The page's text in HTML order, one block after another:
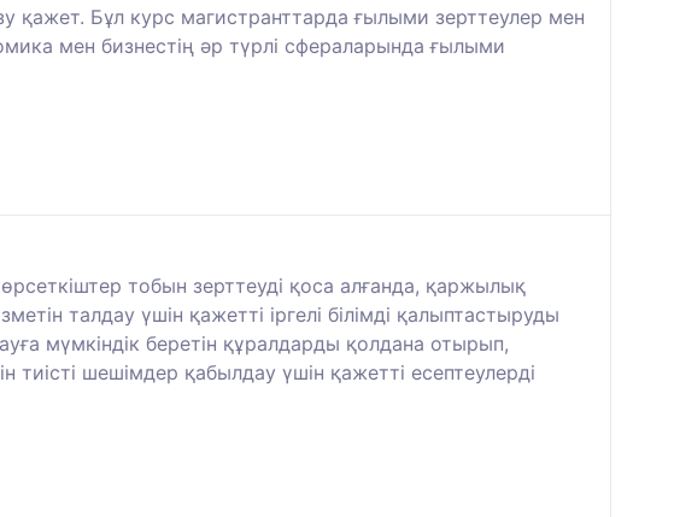
қажет. Бұл курс магистранттарда ғылыми зерттеулер мен
мен бизнестің әр түрлі сфераларында ғылыми
тобын зерттеуді қоса алғанда, қаржылық
талдау үшін қажетті іргелі білімді қалыптастыруды
мүмкіндік беретін құралдарды қолдана отырып,
шешімдер қабылдау үшін қажетті есептеулерді